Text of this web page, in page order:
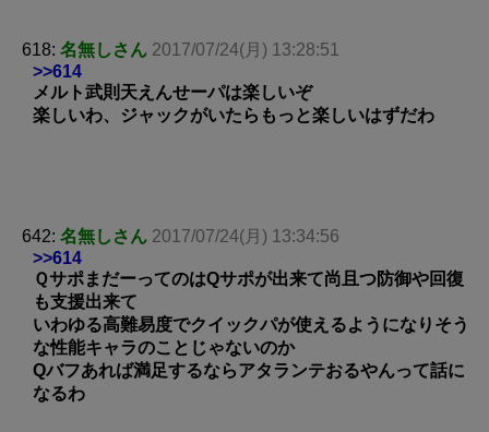
618: 名無しさん 2017/07/24(月) 13:28:51
>>614
メルト武則天えんせーパは楽しいぞ
楽しいわ、ジャックがいたらもっと楽しいはずだわ
642: 名無しさん 2017/07/24(月) 13:34:56
>>614
ＱサポまだーってのはQサポが出来て尚且つ防御や回復
も支援出来て
いわゆる高難易度でクイックパが使えるようになりそう
な性能キャラのことじゃないのか
Qバフあれば満足するならアタランテおるやんって話に
なるわ